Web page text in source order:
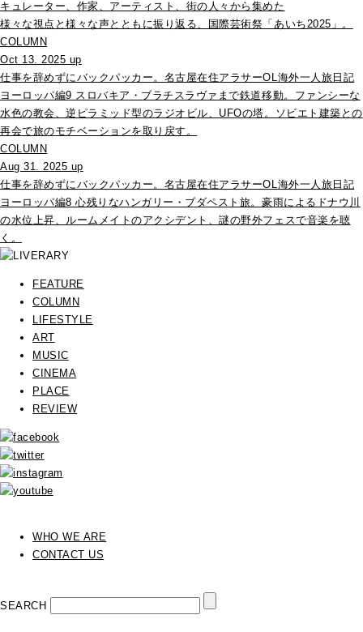
キュレーター、作家、アーティスト、街の人々から集めた
様々な視点と様々な声とともに振り返る、国際芸術祭「あいち2025」。
COLUMN
Oct 13. 2025 up
仕事を辞めずにバックパッカー。名古屋在住アラサーOL海外一人旅日記
ヨーロッパ編9 スロバキア・ブラチスラヴァまで鉄道移動。ファンシーな
水色の教会、逆ピラミッド型のラジオビル、UFOの塔。ソビエト建築との
再会で旅のモチベーションを取り戻す。
COLUMN
Aug 31. 2025 up
仕事を辞めずにバックパッカー。名古屋在住アラサーOL海外一人旅日記
ヨーロッパ編8 心残りなハンガリー・ブダペスト旅。豪雨によるドナウ川
の水位上昇、ルームメイトのアクシデント、謎の野外フェスで音楽を聴
く。
FEATURE
COLUMN
LIFESTYLE
ART
MUSIC
CINEMA
PLACE
REVIEW
WHO WE ARE
CONTACT US
SEARCH